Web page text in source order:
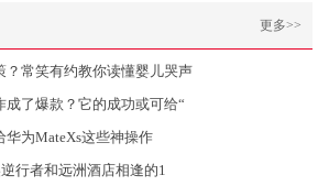
更多>>
？常笑有约教你读懂婴儿哭声
了爆款？它的成功或可给“
为MateXs这些神操作
行者和远洲酒店相逢的1